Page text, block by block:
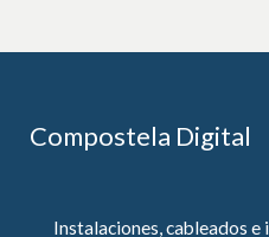
Compostela Digital
Instalaciones, cableados